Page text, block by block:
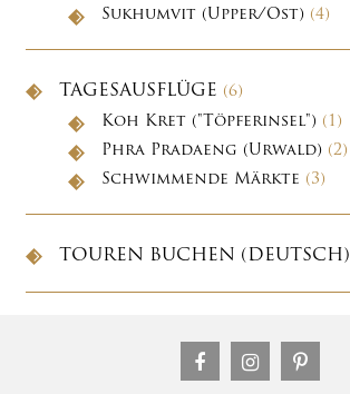
Sukhumvit (Upper/Ost) (4)
TAGESAUSFLÜGE (6)
Koh Kret ("Töpferinsel") (1)
Phra Pradaeng (Urwald) (2)
Schwimmende Märkte (3)
TOUREN BUCHEN (DEUTSCH)